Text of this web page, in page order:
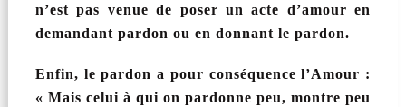
n’est pas venue de poser un acte d’amour en
demandant pardon ou en donnant le pardon.
Enfin, le pardon a pour conséquence l’Amour :
« Mais celui à qui on pardonne peu, montre peu